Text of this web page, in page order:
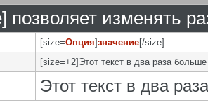
позволяет изменять
[size=Опция]значение[/size]
[size=+2]Этот текст в два раза
Этот текст в два